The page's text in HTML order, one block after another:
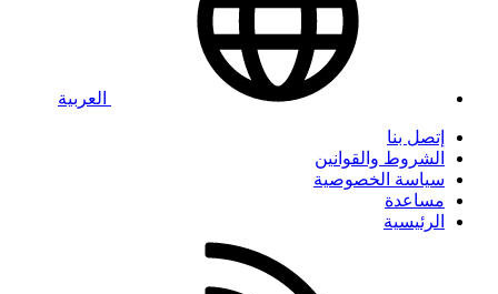
العربية
إتصل بنا
الشروط والقوانين
سياسة الخصوصية
مساعدة
الرئيسية